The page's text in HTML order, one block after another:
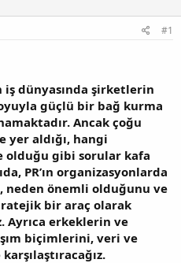
#1
iş dünyasında şirketlerin
güçlü bir bağ kurma
Ancak çoğu
yer aldığı, hangi
gibi sorular kafa
PR’ın organizasyonlarda
neden önemli olduğunu ve
bir araç olarak
Ayrıca erkeklerin ve
biçimlerini, veri ve